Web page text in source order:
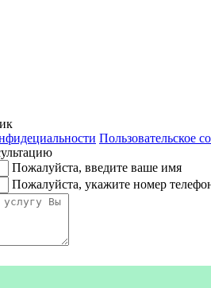
Пользовательское
Пожалуйста, введите ваше имя
Пожалуйста, укажите номер